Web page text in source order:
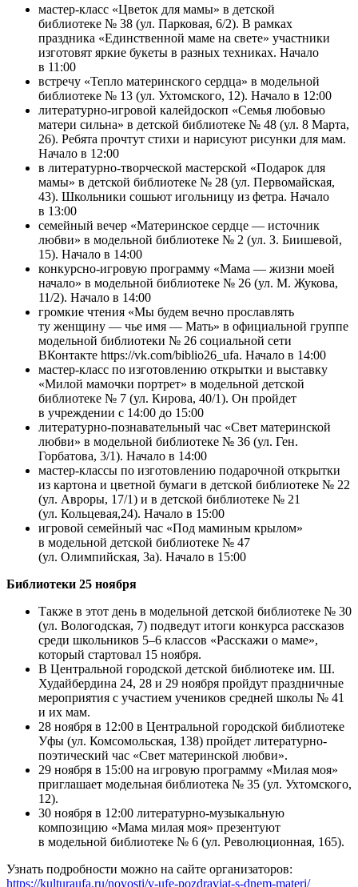
мастер-класс «Цветок для мамы» в детской
библиотеке № 38 (ул. Парковая, 6/2). В рамках
праздника «Единственной маме на свете» участники
изготовят яркие букеты в разных техниках. Начало
в 11:00
встречу «Тепло материнского сердца» в модельной
библиотеке № 13 (ул. Ухтомского, 12). Начало в 12:00
литературно-игровой калейдоскоп «Семья любовью
матери сильна» в детской библиотеке № 48 (ул. 8 Марта,
26). Ребята прочтут стихи и нарисуют рисунки для мам.
Начало в 12:00
в литературно-творческой мастерской «Подарок для
мамы» в детской библиотеке № 28 (ул. Первомайская,
43). Школьники сошьют игольницу из фетра. Начало
в 13:00
семейный вечер «Материнское сердце — источник
любви» в модельной библиотеке № 2 (ул. З. Биишевой,
15). Начало в 14:00
конкурсно-игровую программу «Мама — жизни моей
начало» в модельной библиотеке № 26 (ул. М. Жукова,
11/2). Начало в 14:00
громкие чтения «Мы будем вечно прославлять
ту женщину — чье имя — Мать» в официальной группе
модельной библиотеки № 26 социальной сети
ВКонтакте https://vk.com/biblio26_ufa. Начало в 14:00
мастер-класс по изготовлению открытки и выставку
«Милой мамочки портрет» в модельной детской
библиотеке № 7 (ул. Кирова, 40/1). Он пройдет
в учреждении с 14:00 до 15:00
литературно-познавательный час «Свет материнской
любви» в модельной библиотеке № 36 (ул. Ген.
Горбатова, 3/1). Начало в 14:00
мастер-классы по изготовлению подарочной открытки
из картона и цветной бумаги в детской библиотеке № 22
(ул. Авроры, 17/1) и в детской библиотеке № 21
(ул. Кольцевая,24). Начало в 15:00
игровой семейный час «Под маминым крылом»
в модельной детской библиотеке № 47
(ул. Олимпийская, 3а). Начало в 15:00
Библиотеки 25 ноября
Также в этот день в модельной детской библиотеке № 30
(ул. Вологодская, 7) подведут итоги конкурса рассказов
среди школьников 5–6 классов «Расскажи о маме»,
который стартовал 15 ноября.
В Центральной городской детской библиотеке им. Ш.
Худайбердина 24, 28 и 29 ноября пройдут праздничные
мероприятия с участием учеников средней школы № 41
и их мам.
28 ноября в 12:00 в Центральной городской библиотеке
Уфы (ул. Комсомольская, 138) пройдет литературно-
поэтический час «Свет материнской любви».
29 ноября в 15:00 на игровую программу «Милая моя»
приглашает модельная библиотека № 35 (ул. Ухтомского,
12).
30 ноября в 12:00 литературно-музыкальную
композицию «Мама милая моя» презентуют
в модельной библиотеке № 6 (ул. Революционная, 165).
Узнать подробности можно на сайте организаторов:
https://kulturaufa.ru/novosti/v-ufe-pozdravjat-s-dnem-materi/